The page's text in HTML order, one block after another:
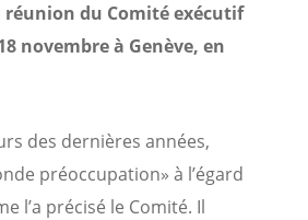
réunion du Comité exécutif
novembre à Genève, en
des dernières années,
préoccupation» à l’égard
l’a précisé le Comité. Il